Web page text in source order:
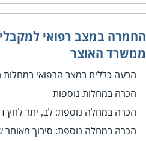
החמרה במצב רפואי
ממשרד האוצר
הרעה כללית במצב הרפואי במחלות
הכרה במחלות נוספות
הכרה במחלה נוספת: לב, יתר לחץ
הכרה במחלה נוספת: סיבוך מאוחר